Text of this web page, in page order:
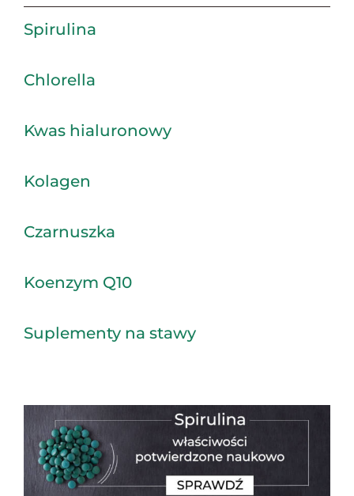
Spirulina
Chlorella
Kwas hialuronowy
Kolagen
Czarnuszka
Koenzym Q10
Suplementy na stawy